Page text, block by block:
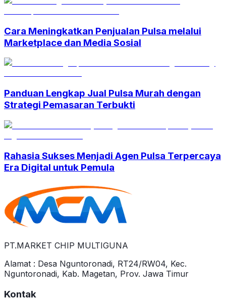
Cara Meningkatkan Penjualan Pulsa melalui
Marketplace dan Media Sosial
Panduan Lengkap Jual Pulsa Murah dengan
Strategi Pemasaran Terbukti
Rahasia Sukses Menjadi Agen Pulsa Terpercaya
Era Digital untuk Pemula
PT.MARKET CHIP MULTIGUNA
Alamat : Desa Nguntoronadi, RT24/RW04, Kec.
Nguntoronadi, Kab. Magetan, Prov. Jawa Timur
Kontak